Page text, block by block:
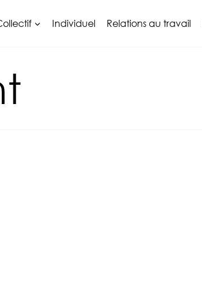
Individuel Relations au travail